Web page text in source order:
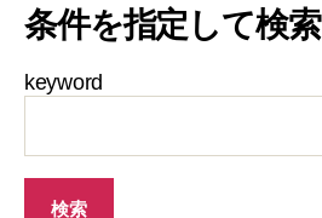
条件を指定して検索
keyword